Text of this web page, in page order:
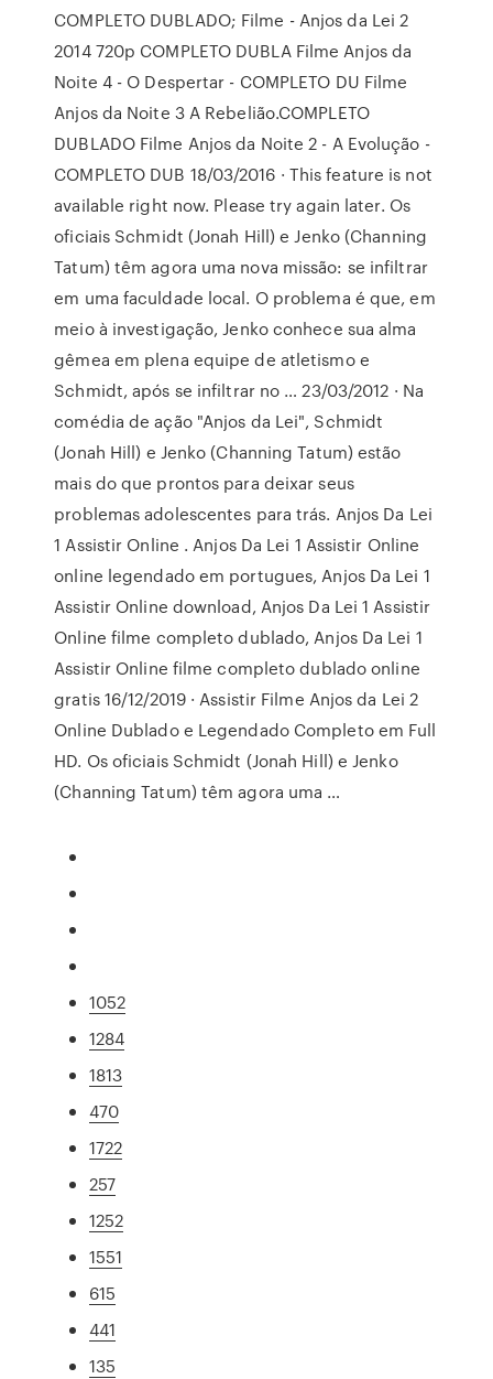
COMPLETO DUBLADO; Filme - Anjos da Lei 2
2014 720p COMPLETO DUBLA Filme Anjos da
Noite 4 - O Despertar - COMPLETO DU Filme
Anjos da Noite 3 A Rebelião.COMPLETO
DUBLADO Filme Anjos da Noite 2 - A Evolução -
COMPLETO DUB 18/03/2016 · This feature is not
available right now. Please try again later. Os
oficiais Schmidt (Jonah Hill) e Jenko (Channing
Tatum) têm agora uma nova missão: se infiltrar
em uma faculdade local. O problema é que, em
meio à investigação, Jenko conhece sua alma
gêmea em plena equipe de atletismo e
Schmidt, após se infiltrar no … 23/03/2012 · Na
comédia de ação "Anjos da Lei", Schmidt
(Jonah Hill) e Jenko (Channing Tatum) estão
mais do que prontos para deixar seus
problemas adolescentes para trás. Anjos Da Lei
1 Assistir Online . Anjos Da Lei 1 Assistir Online
online legendado em portugues, Anjos Da Lei 1
Assistir Online download, Anjos Da Lei 1 Assistir
Online filme completo dublado, Anjos Da Lei 1
Assistir Online filme completo dublado online
gratis 16/12/2019 · Assistir Filme Anjos da Lei 2
Online Dublado e Legendado Completo em Full
HD. Os oficiais Schmidt (Jonah Hill) e Jenko
(Channing Tatum) têm agora uma …
1052
1284
1813
470
1722
257
1252
1551
615
441
135